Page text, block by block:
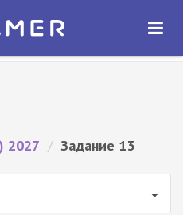
ОТКРЫТЬ
2027 / Задание 13